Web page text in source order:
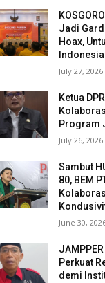
Jadi
Hoax,
July 27, 2026
Ketua
Program
July 26, 2026
Sambut
80, BEM
June 30,
Perkuat
demi